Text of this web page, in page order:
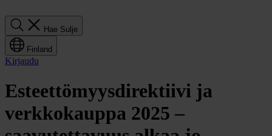
Hae Sulje
Finland
Kirjaudu
Esteettömyysdirektiivi ja
verkkokauppa 2025 –